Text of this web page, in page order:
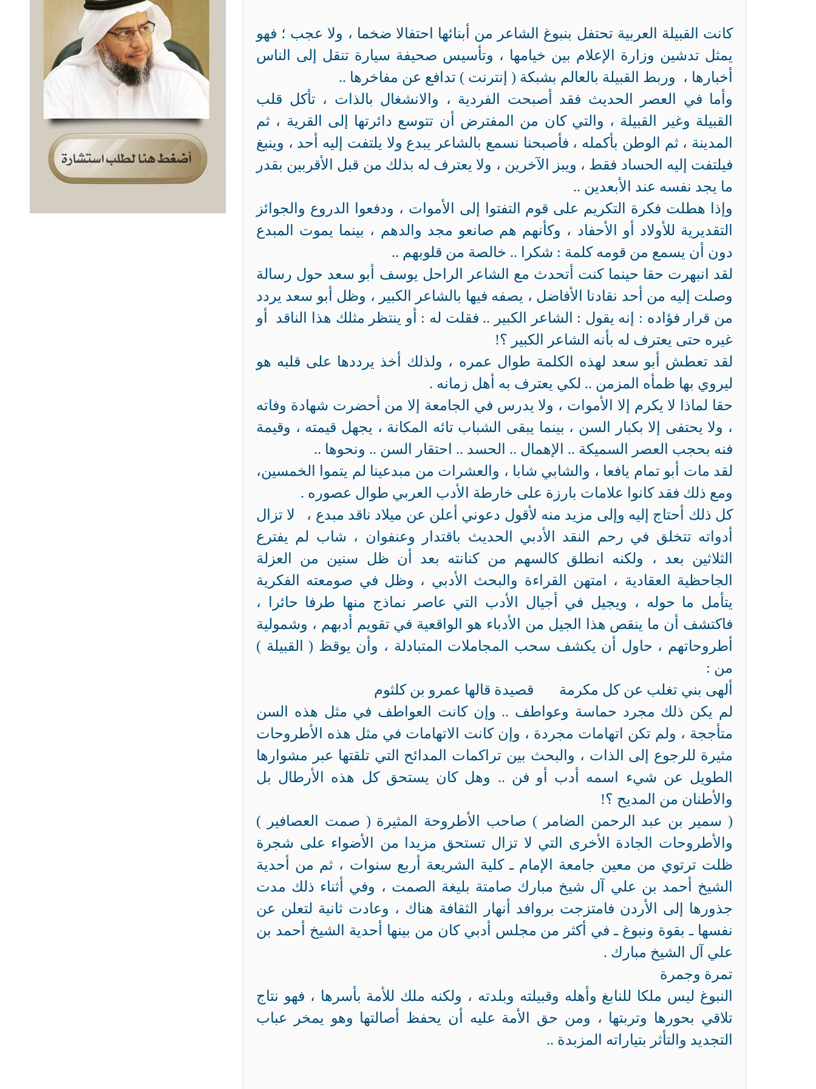
كانت القبيلة العربية تحتفل بنبوغ الشاعر من أبنائها احتفالا ضخما ، ولا عجب ؛ فهو
يمثل تدشين وزارة الإعلام بين خيامها ، وتأسيس صحيفة سيارة تنقل إلى الناس
أخبارها ، وربط القبيلة بالعالم بشبكة ( إنترنت ) تدافع عن مفاخرها ..
وأما في العصر الحديث فقد أصبحت الفردية ، والانشغال بالذات ، تأكل قلب
القبيلة وغير القبيلة ، والتي كان من المفترض أن تتوسع دائرتها إلى القرية ، ثم
المدينة ، ثم الوطن بأكمله ، فأصبحنا نسمع بالشاعر يبدع ولا يلتفت إليه أحد ، وينبغ
فيلتفت إليه الحساد فقط ، ويبز الآخرين ، ولا يعترف له بذلك من قبل الأقربين بقدر
ما يجد نفسه عند الأبعدين ..
وإذا هطلت فكرة التكريم على قوم التفتوا إلى الأموات ، ودفعوا الدروع والجوائز
التقديرية للأولاد أو الأحفاد ، وكأنهم هم صانعو مجد والدهم ، بينما يموت المبدع
دون أن يسمع من قومه كلمة : شكرا .. خالصة من قلوبهم ..
لقد انبهرت حقا حينما كنت أتحدث مع الشاعر الراحل يوسف أبو سعد حول رسالة
وصلت إليه من أحد نقادنا الأفاضل ، يصفه فيها بالشاعر الكبير ، وظل أبو سعد يردد
من قرار فؤاده : إنه يقول : الشاعر الكبير .. فقلت له : أو ينتظر مثلك هذا الناقد أو
غيره حتى يعترف له بأنه الشاعر الكبير ؟!
لقد تعطش أبو سعد لهذه الكلمة طوال عمره ، ولذلك أخذ يرددها على قلبه هو
ليروي بها ظمأه المزمن .. لكي يعترف به أهل زمانه .
حقا لماذا لا يكرم إلا الأموات ، ولا يدرس في الجامعة إلا من أحضرت شهادة وفاته
، ولا يحتفى إلا بكبار السن ، بينما يبقى الشباب تائه المكانة ، يجهل قيمته ، وقيمة
فنه بحجب العصر السميكة .. الإهمال .. الحسد .. احتقار السن .. ونحوها ..
لقد مات أبو تمام يافعا ، والشابي شابا ، والعشرات من مبدعينا لم يتموا الخمسين،
ومع ذلك فقد كانوا علامات بارزة على خارطة الأدب العربي طوال عصوره .
كل ذلك أحتاج إليه وإلى مزيد منه لأقول دعوني أعلن عن ميلاد ناقد مبدع ، لا تزال
أدواته تتخلق في رحم النقد الأدبي الحديث باقتدار وعنفوان ، شاب لم يفترع
الثلاثين بعد ، ولكنه انطلق كالسهم من كنانته بعد أن ظل سنين من العزلة
الجاحظية العقادية ، امتهن القراءة والبحث الأدبي ، وظل في صومعته الفكرية
يتأمل ما حوله ، ويجيل في أجيال الأدب التي عاصر نماذج منها طرفا حائرا ،
فاكتشف أن ما ينقص هذا الجيل من الأدباء هو الواقعية في تقويم أدبهم ، وشمولية
أطروحاتهم ، حاول أن يكشف سحب المجاملات المتبادلة ، وأن يوقظ ( القبيلة )
من :
ألهى بني تغلب عن كل مكرمة قصيدة قالها عمرو بن كلثوم
لم يكن ذلك مجرد حماسة وعواطف .. وإن كانت العواطف في مثل هذه السن
متأججة ، ولم تكن اتهامات مجردة ، وإن كانت الاتهامات في مثل هذه الأطروحات
مثيرة للرجوع إلى الذات ، والبحث بين تراكمات المدائح التي تلقتها عبر مشوارها
الطويل عن شيء اسمه أدب أو فن .. وهل كان يستحق كل هذه الأرطال بل
والأطنان من المديح ؟!
( سمير بن عبد الرحمن الضامر ) صاحب الأطروحة المثيرة ( صمت العصافير )
والأطروحات الجادة الأخرى التي لا تزال تستحق مزيدا من الأضواء على شجرة
ظلت ترتوي من معين جامعة الإمام ـ كلية الشريعة أربع سنوات ، ثم من أحدية
الشيخ أحمد بن علي آل شيخ مبارك صامتة بليغة الصمت ، وفي أثناء ذلك مدت
جذورها إلى الأردن فامتزجت بروافد أنهار الثقافة هناك ، وعادت ثانية لتعلن عن
نفسها ـ بقوة ونبوغ ـ في أكثر من مجلس أدبي كان من بينها أحدية الشيخ أحمد بن
علي آل الشيخ مبارك .
تمرة وجمرة
النبوغ ليس ملكا للنابغ وأهله وقبيلته وبلدته ، ولكنه ملك للأمة بأسرها ، فهو نتاج
تلاقي بحورها وتربتها ، ومن حق الأمة عليه أن يحفظ أصالتها وهو يمخر عباب
التجديد والتأثر بتياراته المزبدة ..